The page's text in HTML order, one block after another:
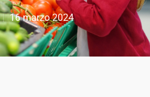
16 marzo 2024